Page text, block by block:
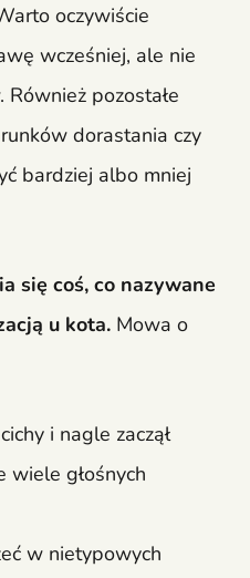
oczywiście
wcześniej, ale nie
pozostałe
dorastania czy
bardziej albo mniej
się coś, co nazywane
u kota. Mowa o
i nagle zaczął
wiele głośnych
w nietypowych